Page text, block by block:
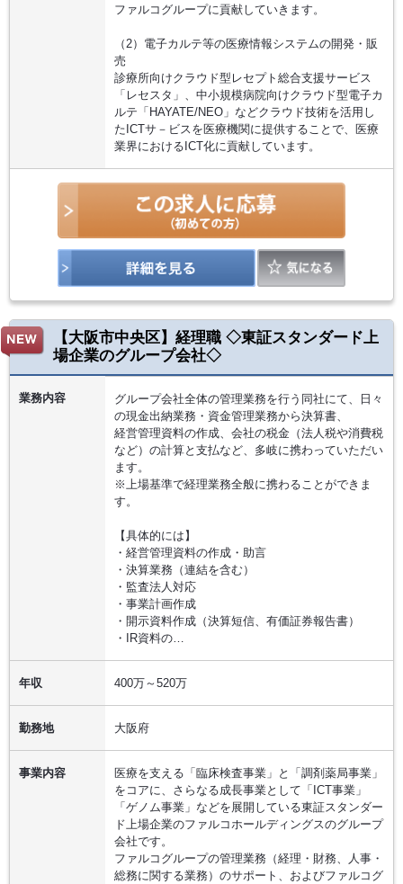
ファルコグループに貢献していきます。
（2）電子カルテ等の医療情報システムの開発・販
売
診療所向けクラウド型レセプト総合支援サービス
「レセスタ」、中小規模病院向けクラウド型電子カ
ルテ「HAYATE/NEO」などクラウド技術を活用し
たICTサ－ビスを医療機関に提供することで、医療
業界におけるICT化に貢献しています。
【大阪市中央区】経理職 ◇東証スタンダード上
場企業のグループ会社◇
業務内容
グループ会社全体の管理業務を行う同社にて、日々
の現金出納業務・資金管理業務から決算書、
経営管理資料の作成、会社の税金（法人税や消費税
など）の計算と支払など、多岐に携わっていただい
ます。
※上場基準で経理業務全般に携わることができま
す。
【具体的には】
・経営管理資料の作成・助言
・決算業務（連結を含む）
・監査法人対応
・事業計画作成
・開示資料作成（決算短信、有価証券報告書）
・IR資料の…
年収 400万～520万
勤務地 大阪府
事業内容
医療を支える「臨床検査事業」と「調剤薬局事業」
をコアに、さらなる成長事業として「ICT事業」
「ゲノム事業」などを展開している東証スタンダー
ド上場企業のファルコホールディングスのグループ
会社です。
ファルコグループの管理業務（経理・財務、人事・
総務に関する業務）のサポート、およびファルコグ